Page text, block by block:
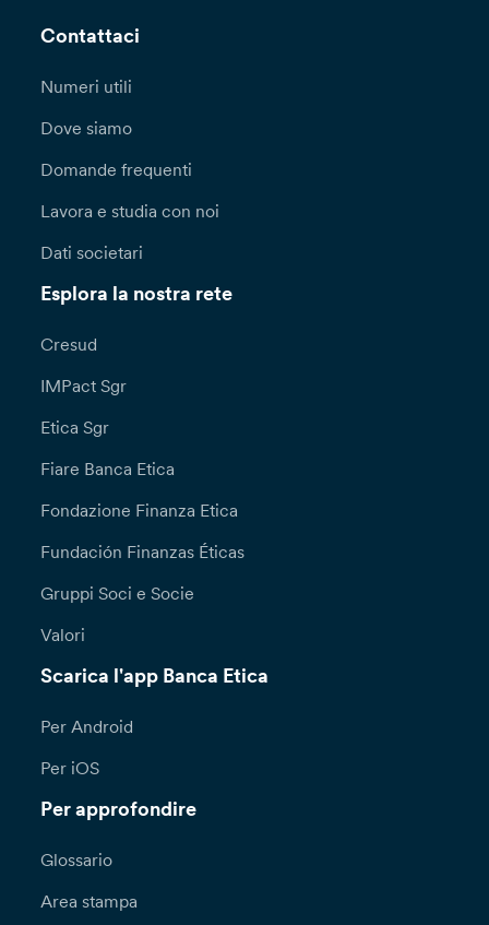
Contattaci
Numeri utili
Dove siamo
Domande frequenti
Lavora e studia con noi
Dati societari
Esplora la nostra rete
Cresud
IMPact Sgr
Etica Sgr
Fiare Banca Etica
Fondazione Finanza Etica
Fundación Finanzas Éticas
Gruppi Soci e Socie
Valori
Scarica l'app Banca Etica
Per Android
Per iOS
Per approfondire
Glossario
Area stampa